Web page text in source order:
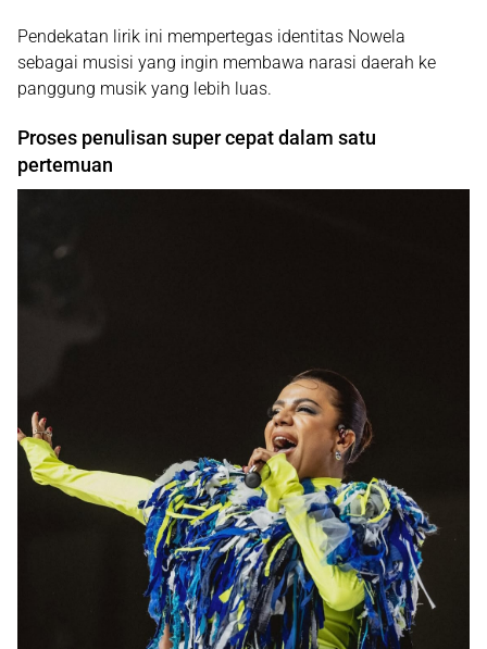
Pendekatan lirik ini mempertegas identitas Nowela
sebagai musisi yang ingin membawa narasi daerah ke
panggung musik yang lebih luas.
Proses penulisan super cepat dalam satu
pertemuan